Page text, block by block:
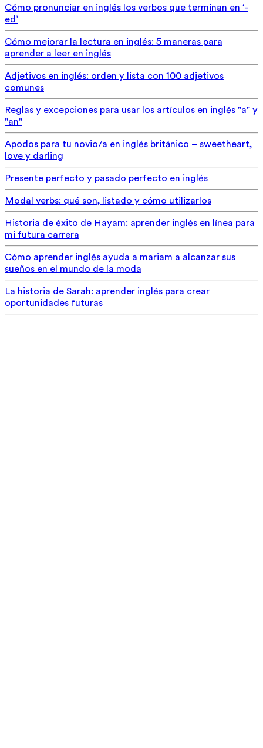
Cómo pronunciar en inglés los verbos que terminan en ‘-
ed’
Cómo mejorar la lectura en inglés: 5 maneras para
aprender a leer en inglés
Adjetivos en inglés: orden y lista con 100 adjetivos
comunes
Reglas y excepciones para usar los artículos en inglés "a" y
"an"
Apodos para tu novio/a en inglés británico – sweetheart,
love y darling
Presente perfecto y pasado perfecto en inglés
Modal verbs: qué son, listado y cómo utilizarlos
Historia de éxito de Hayam: aprender inglés en línea para
mi futura carrera
Cómo aprender inglés ayuda a mariam a alcanzar sus
sueños en el mundo de la moda
La historia de Sarah: aprender inglés para crear
oportunidades futuras